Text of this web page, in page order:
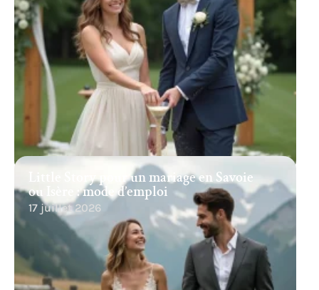
Little Story pour un mariage en Savoie
ou Isère : mode d’emploi
17 juillet 2026